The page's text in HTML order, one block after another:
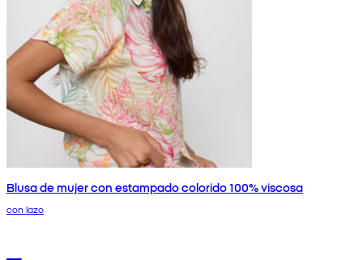
Blusa de mujer con estampado colorido 100% viscosa
con lazo